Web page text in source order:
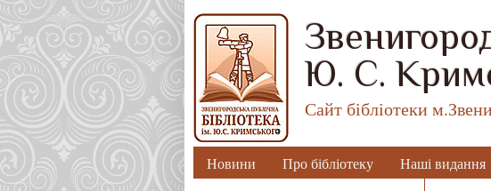
Ю. С.
Сайт бібліотеки
Новини Про бібліотеку Наші видання